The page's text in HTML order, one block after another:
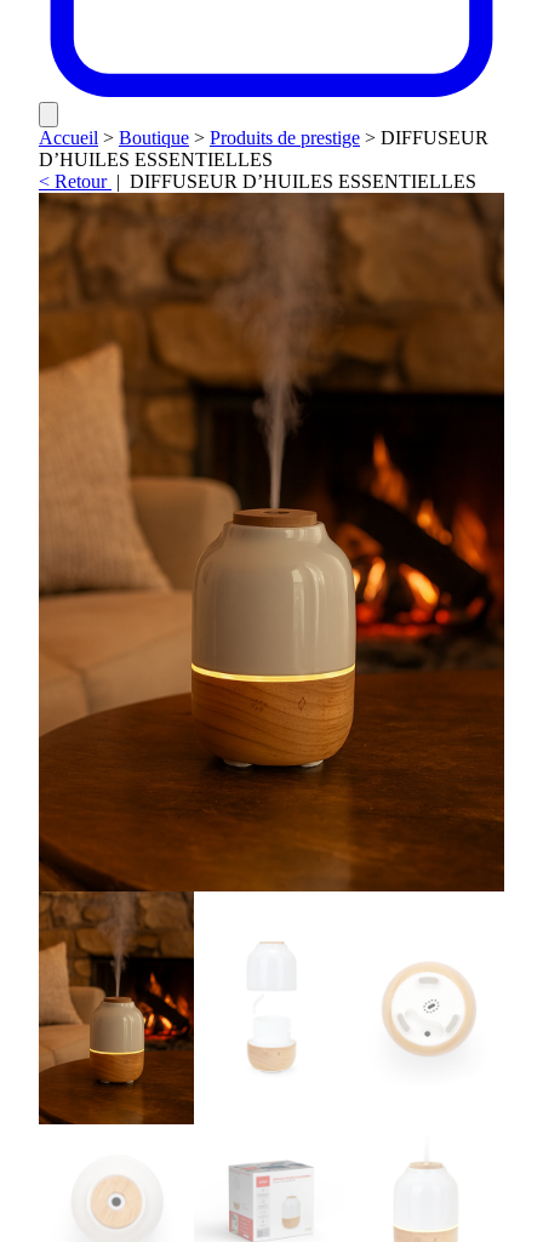
Accueil > Boutique > Produits de prestige > DIFFUSEUR
D’HUILES ESSENTIELLES
< Retour | DIFFUSEUR D’HUILES ESSENTIELLES